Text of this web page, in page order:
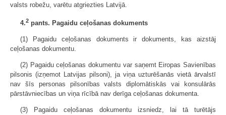
valsts robežu, varētu atgriezties Latvijā.
4.2 pants. Pagaidu ceļošanas dokuments
(1) Pagaidu ceļošanas dokuments ir dokuments, kas aizstāj
ceļošanas dokumentu.
(2) Pagaidu ceļošanas dokumentu var saņemt Eiropas Savienības
pilsonis (izņemot Latvijas pilsoni), ja viņa uzturēšanās vietā ārvalstī
nav šīs personas pilsonības valsts diplomātiskās vai konsulārās
pārstāvniecības un viņa rīcībā nav derīga ceļošanas dokumenta.
(3) Pagaidu ceļošanas dokumentu izsniedz, lai tā turētājs